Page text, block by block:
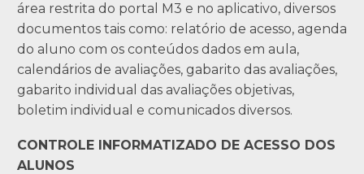
área restrita do portal M3 e no aplicativo, diversos
documentos tais como: relatório de acesso, agenda
do aluno com os conteúdos dados em aula,
calendários de avaliações, gabarito das avaliações,
gabarito individual das avaliações objetivas,
boletim individual e comunicados diversos.
CONTROLE INFORMATIZADO DE ACESSO DOS
ALUNOS